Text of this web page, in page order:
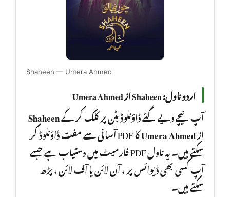
Shaheen — Umera Ahmed
اردو ناول: Shaheen از Umera Ahmed
آپ نیچے دیے گئے ڈاؤنلوڈ بٹن پر کلک کر کےShaheen
ازUmera Ahmed
کا PDF آسانی سے مفت ڈاؤنلوڈ کر
سکتے ہیں۔ یہ ناول PDF فارمیٹ میں دستیاب ہے جسے
آپ کسی بھی ڈیوائس پر ، آن لائن یا آف لائن ، پڑھ
سکتے ہیں۔